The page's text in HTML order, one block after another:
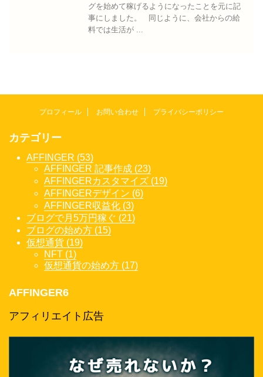
グを始めて稼げるようになったことを元に記
事にしました。 同じように、会社からの給
料では生活が ...
プロフィール お問い合わせ プライバシーポリシー
カテゴリー
AFFINGER (53)
AFFINGER 記事作成 (23)
AFFINGERカスタマイズ (19)
AFFINGERデザイン (6)
AFFINGER収益化 (3)
ブログで月5万円稼ぐ (21)
ブログの始め方 (15)
仮想通貨 (19)
NFT (1)
仮想通貨の始め方 (17)
AFFINGER6
アフィリエイト広告